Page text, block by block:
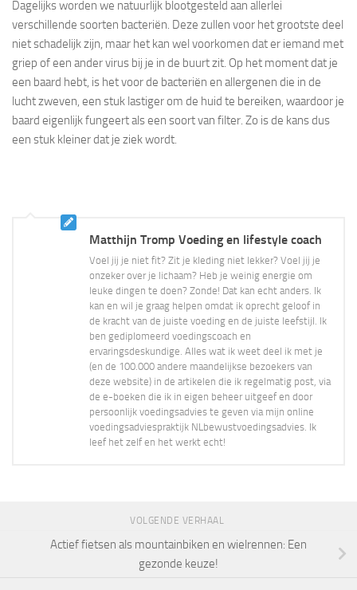
Dagelijks worden we natuurlijk blootgesteld aan allerlei
verschillende soorten bacteriën. Deze zullen voor het grootste deel
niet schadelijk zijn, maar het kan wel voorkomen dat er iemand met
griep of een ander virus bij je in de buurt zit. Op het moment dat je
een baard hebt, is het voor de bacteriën en allergenen die in de
lucht zweven, een stuk lastiger om de huid te bereiken, waardoor je
baard eigenlijk fungeert als een soort van filter. Zo is de kans dus
een stuk kleiner dat je ziek wordt.
Matthijn Tromp Voeding en lifestyle coach
Voel jij je niet fit? Zit je kleding niet lekker? Voel jij je
onzeker over je lichaam? Heb je weinig energie om
leuke dingen te doen? Zonde! Dat kan echt anders. Ik
kan en wil je graag helpen omdat ik oprecht geloof in
de kracht van de juiste voeding en de juiste leefstijl. Ik
ben gediplomeerd voedingscoach en
ervaringsdeskundige. Alles wat ik weet deel ik met je
(en de 100.000 andere maandelijkse bezoekers van
deze website) in de artikelen die ik regelmatig post, via
de e-boeken die ik in eigen beheer uitgeef en door
persoonlijk voedingsadvies te geven via mijn online
voedingsadviespraktijk NLbewustvoedingsadvies. Ik
leef het zelf en het werkt echt!
VOLGENDE VERHAAL
Actief fietsen als mountainbiken en wielrennen: Een
gezonde keuze!